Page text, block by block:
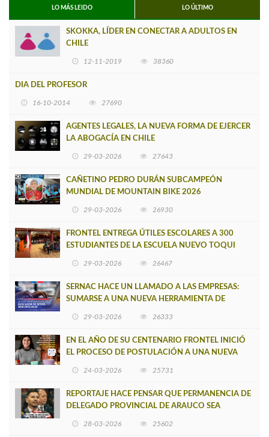
LO MÁS LEIDO LO ÚLTIMO
SKOKKA, LÍDER EN CONECTAR A ADULTOS EN
CHILE
12-11-2019 38360
DIA DEL PROFESOR
16-10-2014 27690
AGENTES LEGALES, LA NUEVA FORMA DE EJERCER
LA ABOGACÍA EN CHILE
29-03-2026 27643
CAÑETINO PEDRO DURÁN SUBCAMPEÓN
MUNDIAL DE MOUNTAIN BIKE 2026
29-03-2026 26930
FRONTEL ENTREGA ÚTILES ESCOLARES A 300
ESTUDIANTES DE LA ESCUELA NUEVO TOQUI
29-03-2026 26467
SERNAC HACE UN LLAMADO A LAS EMPRESAS:
SUMARSE A UNA NUEVA HERRAMIENTA DE
29-03-2026 26333
EN EL AÑO DE SU CENTENARIO FRONTEL INICIÓ
EL PROCESO DE POSTULACIÓN A UNA NUEVA
24-03-2026 25731
REPORTAJE HACE PENSAR QUE PERMANENCIA DE
DELEGADO PROVINCIAL DE ARAUCO SEA
28-03-2026 25602